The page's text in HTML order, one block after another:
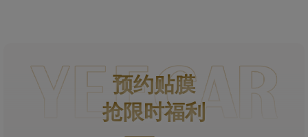
预约贴膜
抢限时福利